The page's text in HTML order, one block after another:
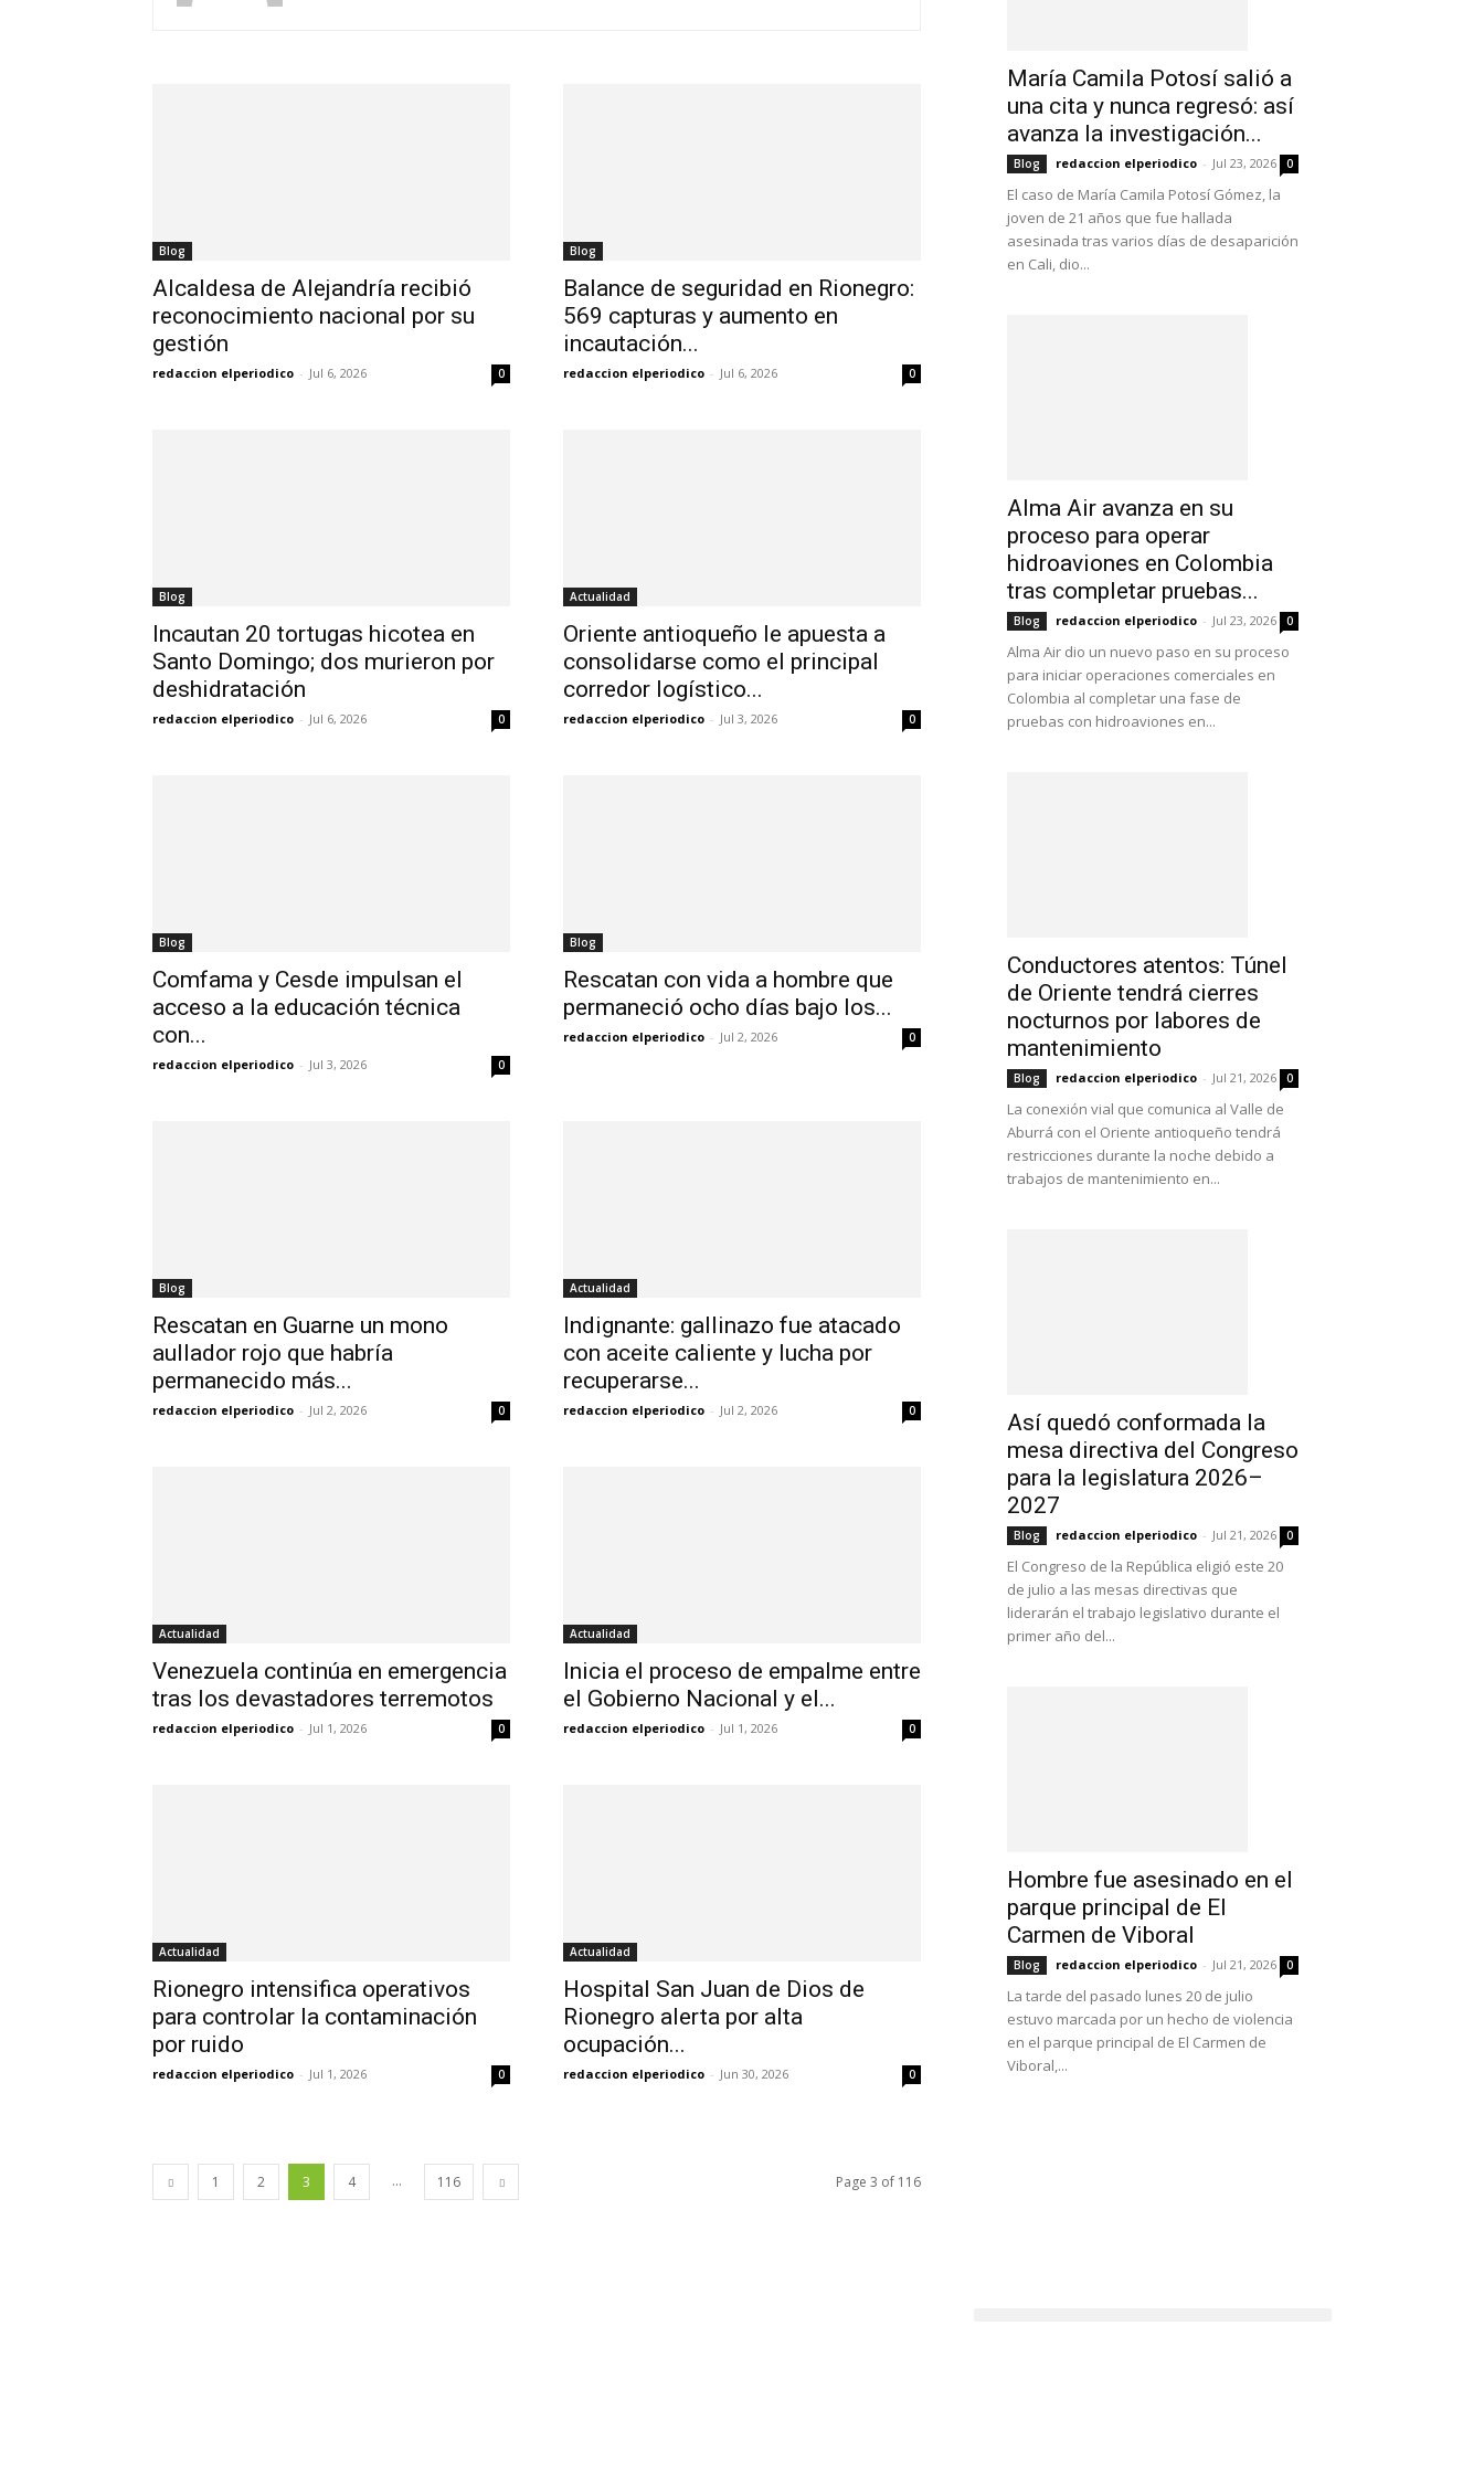
Blog
Alcaldesa de Alejandría recibió
reconocimiento nacional por su
gestión
redaccion elperiodico - Jul 6, 2026 0
Blog
Balance de seguridad en Rionegro:
569 capturas y aumento en
incautación...
redaccion elperiodico - Jul 6, 2026 0
Blog
Incautan 20 tortugas hicotea en
Santo Domingo; dos murieron por
deshidratación
redaccion elperiodico - Jul 6, 2026 0
Actualidad
Oriente antioqueño le apuesta a
consolidarse como el principal
corredor logístico...
redaccion elperiodico - Jul 3, 2026 0
Blog
Comfama y Cesde impulsan el
acceso a la educación técnica
con...
redaccion elperiodico - Jul 3, 2026 0
Blog
Rescatan con vida a hombre que
permaneció ocho días bajo los...
redaccion elperiodico - Jul 2, 2026 0
Blog
Rescatan en Guarne un mono
aullador rojo que habría
permanecido más...
redaccion elperiodico - Jul 2, 2026 0
Actualidad
Indignante: gallinazo fue atacado
con aceite caliente y lucha por
recuperarse...
redaccion elperiodico - Jul 2, 2026 0
Actualidad
Venezuela continúa en emergencia
tras los devastadores terremotos
redaccion elperiodico - Jul 1, 2026 0
Actualidad
Inicia el proceso de empalme entre
el Gobierno Nacional y el...
redaccion elperiodico - Jul 1, 2026 0
Actualidad
Rionegro intensifica operativos
para controlar la contaminación
por ruido
redaccion elperiodico - Jul 1, 2026 0
Actualidad
Hospital San Juan de Dios de
Rionegro alerta por alta
ocupación...
redaccion elperiodico - Jun 30, 2026 0
1 2 3 4 ... 116 Page 3 of 116
María Camila Potosí salió a
una cita y nunca regresó: así
avanza la investigación...
Blog redaccion elperiodico - Jul 23, 2026 0
El caso de María Camila Potosí Gómez, la
joven de 21 años que fue hallada
asesinada tras varios días de desaparición
en Cali, dio...
Alma Air avanza en su
proceso para operar
hidroaviones en Colombia
tras completar pruebas...
Blog redaccion elperiodico - Jul 23, 2026 0
Alma Air dio un nuevo paso en su proceso
para iniciar operaciones comerciales en
Colombia al completar una fase de
pruebas con hidroaviones en...
Conductores atentos: Túnel
de Oriente tendrá cierres
nocturnos por labores de
mantenimiento
Blog redaccion elperiodico - Jul 21, 2026 0
La conexión vial que comunica al Valle de
Aburrá con el Oriente antioqueño tendrá
restricciones durante la noche debido a
trabajos de mantenimiento en...
Así quedó conformada la
mesa directiva del Congreso
para la legislatura 2026–
2027
Blog redaccion elperiodico - Jul 21, 2026 0
El Congreso de la República eligió este 20
de julio a las mesas directivas que
liderarán el trabajo legislativo durante el
primer año del...
Hombre fue asesinado en el
parque principal de El
Carmen de Viboral
Blog redaccion elperiodico - Jul 21, 2026 0
La tarde del pasado lunes 20 de julio
estuvo marcada por un hecho de violencia
en el parque principal de El Carmen de
Viboral,...